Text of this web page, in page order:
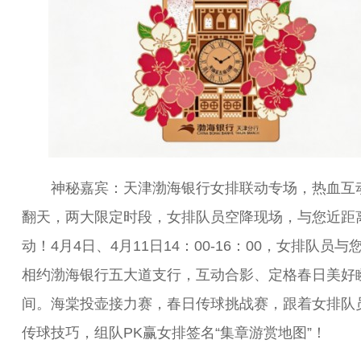
神秘嘉宾：天津渤海银行女排联动专场，热血互
翻天，两大限定时段，女排队员空降现场，与您近距
动！4月4日、4月11日14：00-16：00，女排队员与
相约渤海银行五大道支行，互动合影、定格春日美好
间。海棠投壶接力赛，春日传球挑战赛，跟着女排队
传球技巧，组队PK赢女排签名“集章游赏地图”！